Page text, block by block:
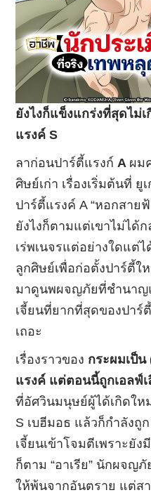
ยังไงก็แข็งแกร่งที่สุดไม่
แรงค์ S
ลาก่อนปาร์ตี้แรงก์A ผม
ศิษย์เก่า เรื่องเริ่มต้นที่ ยู
ปาร์ตี้แรงค์ A “หอกสาย
ยังไงก็ตามแต่เขาไม่ได้
เร่พเนจรแต่อย่างใดแต่
ลูกศิษย์เพื่อก่อตั้งปาร์ตี้ใ
มาดูนพผจญภัยที่ชำนาญ
เจี้ยนที่ยากที่สุดของปาร์
เถอะ
เรื่องราวของ กระผมเป็น
แรงค์ แต่ตอนนี้ถูกเอลฟ์
ที่อัศวินมนุษย์ผู้ได้เกิดให
S เบฮีมอธ แล้วก็กำลังถู
เจี้ยนเข้าโจมตีเพราะยัง
ก็ตาม “อาเรีย” นักผจญ
ให้พ้นจากอันตราย แต่สา